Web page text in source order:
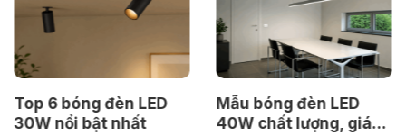
Top 6 bóng đèn LED
30W nổi bật nhất
Mẫu bóng đèn LED
40W chất lượng, giá